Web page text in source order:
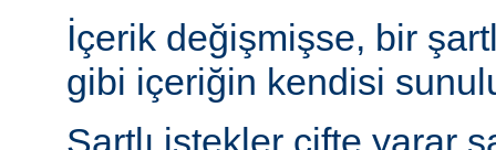
İçerik değişmişse, bir
gibi içeriğin kendisi
Şartlı istekler çifte yarar